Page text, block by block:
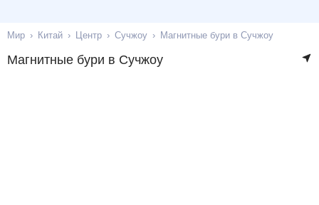
Мир Китай Центр Сучжоу Магнитные бури в Сучжоу
Магнитные бури в Сучжоу